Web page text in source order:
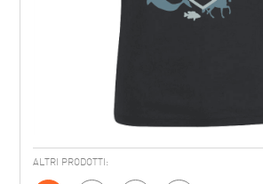
ALTRI PRODOTTI: